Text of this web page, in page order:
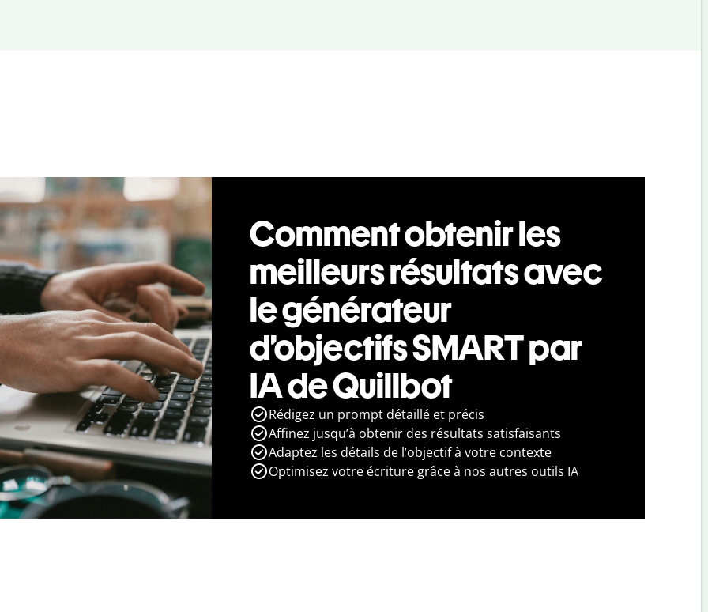
Comment obtenir les
meilleurs résultats avec
le générateur
d’objectifs SMART par
IA de Quillbot
Rédigez un prompt détaillé et précis
Affinez jusqu’à obtenir des résultats satisfaisants
Adaptez les détails de l’objectif à votre contexte
Optimisez votre écriture grâce à nos autres outils IA